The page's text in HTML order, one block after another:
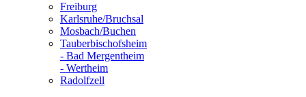
Freiburg
Karlsruhe/Bruchsal
Mosbach/Buchen
Tauberbischofsheim
- Bad Mergentheim
- Wertheim
Radolfzell